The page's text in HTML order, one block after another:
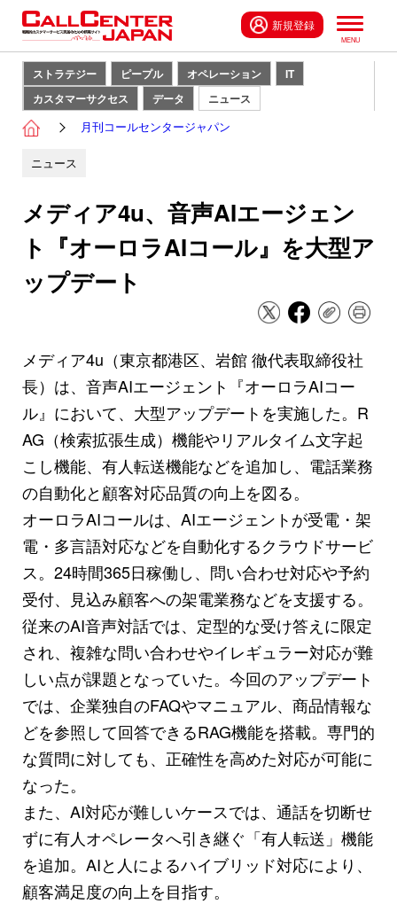
新規登録
ストラテジー ピープル オペレーション
IT
カスタマーサクセス
データ ニュース
月刊コールセンタージャパン
ニュース
メディア4u、音声AIエージェン
ト『オーロラAIコール』を大型ア
ップデート
メディア4u（東京都港区、岩館 徹代表取締役社
長）は、音声AIエージェント『オーロラAIコー
ル』において、大型アップデートを実施した。R
AG（検索拡張生成）機能やリアルタイム文字起
こし機能、有人転送機能などを追加し、電話業務
の自動化と顧客対応品質の向上を図る。
オーロラAIコールは、AIエージェントが受電・架
電・多言語対応などを自動化するクラウドサービ
ス。24時間365日稼働し、問い合わせ対応や予約
受付、見込み顧客への架電業務などを支援する。
従来のAI音声対話では、定型的な受け答えに限定
され、複雑な問い合わせやイレギュラー対応が難
しい点が課題となっていた。今回のアップデート
では、企業独自のFAQやマニュアル、商品情報な
どを参照して回答できるRAG機能を搭載。専門的
な質問に対しても、正確性を高めた対応が可能に
なった。
また、AI対応が難しいケースでは、通話を切断せ
ずに有人オペレータへ引き継ぐ「有人転送」機能
を追加。AIと人によるハイブリッド対応により、
顧客満足度の向上を目指す。